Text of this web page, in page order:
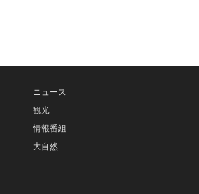
ニュース
観光
情報番組
大自然